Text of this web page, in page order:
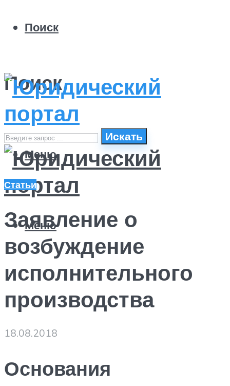
Поиск
Поиск
Искать
Меню
Меню
Статьи
Заявление о
возбуждение
исполнительного
производства
18.08.2018
Основания